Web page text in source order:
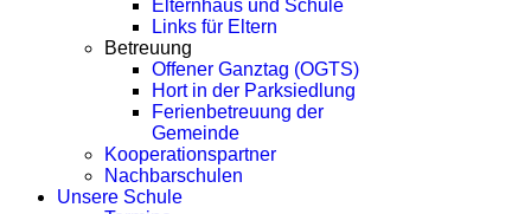
Elternhaus und Schule
Links für Eltern
Betreuung
Offener Ganztag (OGTS)
Hort in der Parksiedlung
Ferienbetreuung der
Gemeinde
Kooperationspartner
Nachbarschulen
Unsere Schule